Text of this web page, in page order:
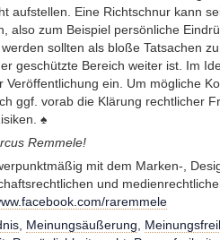
aufstellen. Eine Richtschnur kann
also zum Beispiel persönliche
sollten als bloße Tatsachen zu
geschützte Bereich weiter ist. Im
Veröffentlichung ein. Um mögliche
ggf. vorab die Klärung rechtlicher
♠
Remmele!
mit dem Marken-,
und
raremmele
Meinungsäußerung